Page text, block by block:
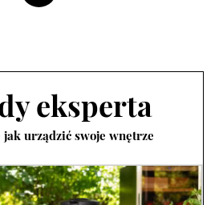
eksperta
urządzić swoje wnętrze